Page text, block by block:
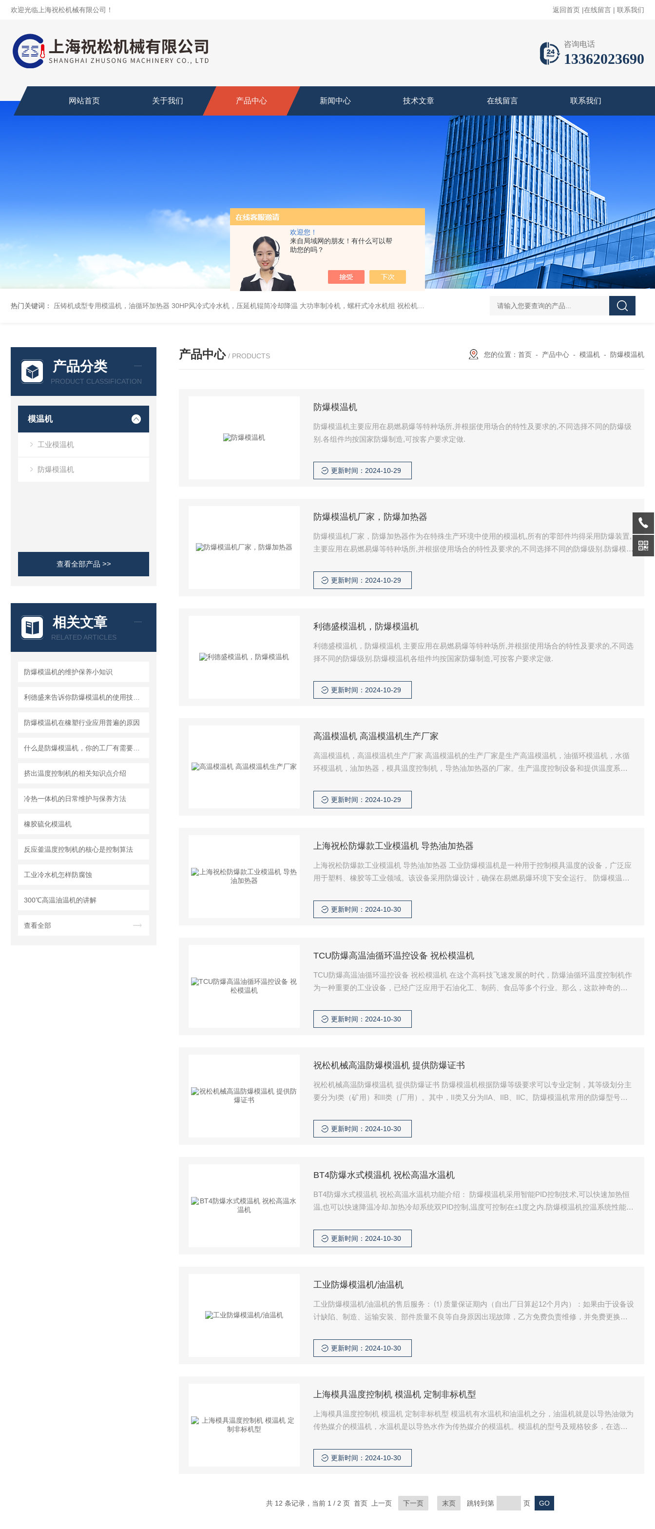
欢迎您！
来自局域网的朋友！有什么可以帮
助您的吗？
欢迎光临上海祝松机械有限公司！ 返回首页 |在线留言 | 联系我们
咨询电话
13362023690
网站首页 关于我们 产品中心 新闻中心 技术文章 在线留言 联系我们
热门关键词： 压铸机成型专用模温机，油循环加热器 30HP风冷式冷水机，压延机辊筒冷却降温 大功率制冷机，螺杆式冷水机组 祝松机械 300℃油箱外置高温油温机，75kw加热功率 祝松机械水冷式工业冷水机，
产品分类
PRODUCT CLASSIFICATION
模温机
工业模温机
防爆模温机
查看全部产品 >>
相关文章
RELATED ARTICLES
防爆模温机的维护保养小知识
防爆模温机在橡塑行业应用普遍的原因
挤出温度控制机的相关知识点介绍
冷热一体机的日常维护与保养方法
橡胶硫化模温机
反应釜温度控制机的核心是控制算法
工业冷水机怎样防腐蚀
300℃高温油温机的讲解
查看全部
产品中心 / PRODUCTS 您的位置： 首页 - 产品中心 - 模温机 - 防爆模温机
防爆模温机
防爆模温机主要应用在易燃易爆等特种场所,并根据使用场合的特性及要求的,不同选择不同的防爆级
别.各组件均按国家防爆制造,可按客户要求定做.
更新时间：2024-10-29
防爆模温机厂家，防爆加热器
防爆模温机厂家，防爆加热器作为在特殊生产环境中使用的模温机,所有的零部件均得采用防爆装置,
主要应用在易燃易爆等特种场所,并根据使用场合的特性及要求的,不同选择不同的防爆级别.防爆模温
更新时间：2024-10-29
利德盛模温机，防爆模温机
利德盛模温机，防爆模温机 主要应用在易燃易爆等特种场所,并根据使用场合的特性及要求的,不同选
择不同的防爆级别.防爆模温机各组件均按国家防爆制造,可按客户要求定做.
更新时间：2024-10-29
高温模温机 高温模温机生产厂家
高温模温机，高温模温机生产厂家 高温模温机的生产厂家是生产高温模温机，油循环模温机，水循
环模温机，油加热器，模具温度控制机，导热油加热器的厂家。生产温度控制设备和提供温度系统
更新时间：2024-10-29
上海祝松防爆款工业模温机 导热油加热器
上海祝松防爆款工业模温机 导热油加热器 工业防爆模温机是一种用于控制模具温度的设备，广泛应
用于塑料、橡胶等工业领域。该设备采用防爆设计，确保在易燃易爆环境下安全运行。 防爆模温机
根据不同的生产需求调整温度，并具有自动控制和监测功能，确保设备稳定可靠地运行。 防爆模温
机通常具有多种加热和冷却方式，如电加热、导热油加
更新时间：2024-10-30
TCU防爆高温油循环温控设备 祝松模温机
TCU防爆高温油循环温控设备 祝松模温机 在这个高科技飞速发展的时代，防爆油循环温度控制机作
为一种重要的工业设备，已经广泛应用于石油化工、制药、食品等多个行业。那么，这款神奇的机
温，防爆油循环温度控制机都能通过精密的控制系统，实现对油温的精确调控。这就像是一个五星
级厨，无论你想做什么菜，它都能帮你控制好火候，
更新时间：2024-10-30
祝松机械高温防爆模温机 提供防爆证书
祝松机械高温防爆模温机 提供防爆证书 防爆模温机根据防爆等级要求可以专业定制，其等级划分主
要分为I类（矿用）和II类（厂用）。其中，II类又分为IIA、IIB、IIC。防爆模温机常用的防爆型号有E
气体与空气形成的爆炸性混合物环境中。
更新时间：2024-10-30
BT4防爆水式模温机 祝松高温水温机
BT4防爆水式模温机 祝松高温水温机功能介绍： 防爆模温机采用智能PID控制技术,可以快速加热恒
温,也可以快速降温冷却.加热冷却系统双PID控制,温度可控制在±1度之内.防爆模温机控温系统性能不
命.使用方便通过温度调节直接控制温度,省电30％以上.采用中国台湾元欣循环泵（可按客户要求选
购）,控制精度高,适
更新时间：2024-10-30
工业防爆模温机/油温机
工业防爆模温机/油温机的售后服务： ⑴ 质量保证期内（自出厂日算起12个月内）：如果由于设备设
计缺陷、制造、运输安装、部件质量不良等自身原因出现故障，乙方免费负责维修，并免费更换相
障，卖方均将有偿负责维修，酌情收取服务费和材料费。 ⑶ 响应时间：卖方在收到客户的通知后1
小时内做出响应。对于普通故障，卖方
更新时间：2024-10-30
上海模具温度控制机 模温机 定制非标机型
上海模具温度控制机 模温机 定制非标机型 模温机有水温机和油温机之分，油温机就是以导热油做为
传热媒介的模温机，水温机是以导热水作为传热媒介的模温机。模温机的型号及规格较多，在选购
避免出现功率过大或不足的现象产生。
更新时间：2024-10-30
共 12 条记录，当前 1 / 2 页 首页 上一页 下一页 末页 跳转到第 页